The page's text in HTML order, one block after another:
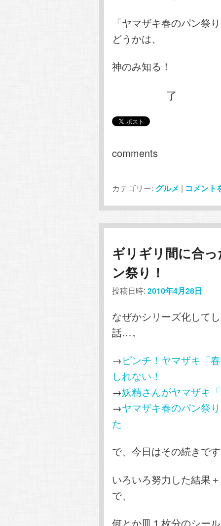
「ヤマザキ春のパン祭
どうかは、
神のみ知る！
了
comments
カテゴリー: グルメ | コメント
ギリギリ間に合
ン祭り！
投稿日時: 2010年4月28日
なぜかシリーズ化して
話…。
→ピンチ！ヤマザキ「
しれない！
→妖精さんがヤマザキ
→ヤマザキ春のパン祭
た
で、今日はその続きで
いろいろ努力した結果
で、
何とか皿１枚分のシー